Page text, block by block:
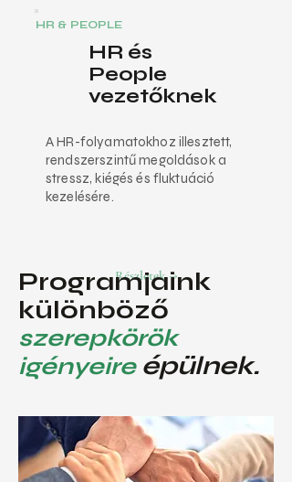
HR & PEOPLE
HR és
People
vezetőknek
A HR-folyamatokhoz illesztett,
rendszerszintű megoldások a
stressz, kiégés és fluktuáció
kezelésére.
Részletek →
Programjaink
különböző
szerepkörök
igényeire épülnek.